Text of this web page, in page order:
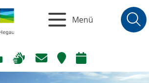
Menü